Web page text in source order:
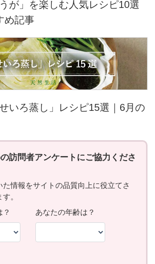
が」を楽しむ人気レシピ10選
め記事
いろ蒸し」レシピ15選｜6月の